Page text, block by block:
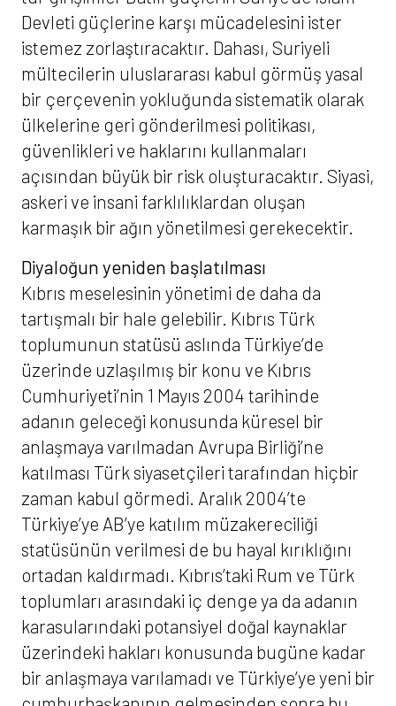
Devleti güçlerine karşı mücadelesini ister
istemez zorlaştıracaktır. Dahası, Suriyeli
mültecilerin uluslararası kabul görmüş yasal
bir çerçevenin yokluğunda sistematik olarak
ülkelerine geri gönderilmesi politikası,
güvenlikleri ve haklarını kullanmaları
açısından büyük bir risk oluşturacaktır. Siyasi,
askeri ve insani farklılıklardan oluşan
karmaşık bir ağın yönetilmesi gerekecektir.
Diyaloğun yeniden başlatılması
Kıbrıs meselesinin yönetimi de daha da
tartışmalı bir hale gelebilir. Kıbrıs Türk
toplumunun statüsü aslında Türkiye’de
üzerinde uzlaşılmış bir konu ve Kıbrıs
Cumhuriyeti’nin 1 Mayıs 2004 tarihinde
adanın geleceği konusunda küresel bir
anlaşmaya varılmadan Avrupa Birliği’ne
katılması Türk siyasetçileri tarafından hiçbir
zaman kabul görmedi. Aralık 2004’te
Türkiye’ye AB’ye katılım müzakereciliği
statüsünün verilmesi de bu hayal kırıklığını
ortadan kaldırmadı. Kıbrıs’taki Rum ve Türk
toplumları arasındaki iç denge ya da adanın
karasularındaki potansiyel doğal kaynaklar
üzerindeki hakları konusunda bugüne kadar
bir anlaşmaya varılamadı ve Türkiye’ye yeni bir